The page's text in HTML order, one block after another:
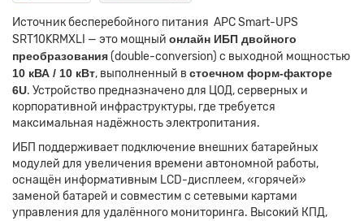
Источник бесперебойного питания APC Smart-UPS
SRT10KRMXLI — это мощный онлайн ИБП двойного
преобразования(double-conversion) с выходной мощностью
10 кВА / 10 кВт, выполненный в стоечном форм-факторе
6U. Устройство предназначено для ЦОД, серверных и
корпоративной инфраструктуры, где требуется
максимальная надёжность электропитания.
ИБП поддерживает подключение внешних батарейных
модулей для увеличения времени автономной работы,
оснащён информативным LCD-дисплеем, «горячей»
заменой батарей и совместим с сетевыми картами
управления для удалённого мониторинга. Высокий КПД,